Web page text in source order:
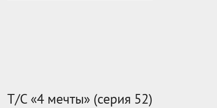
Т/С «4 мечты» (серия 52)